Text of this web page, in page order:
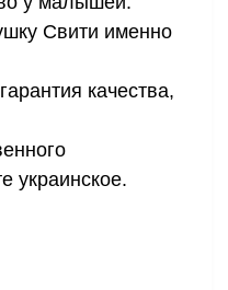
Свити именно
качества,
ного
украинское.